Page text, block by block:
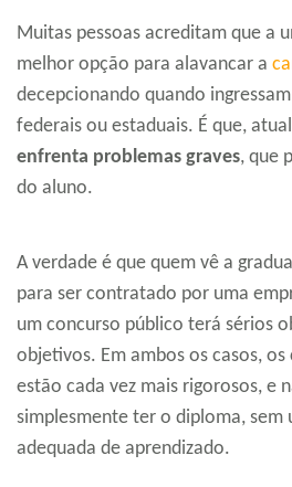
Muitas pessoas acreditam que a
melhor opção para alavancar a
decepcionando quando
federais ou estaduais. É que,
enfrenta problemas graves, que
do aluno.
A verdade é que quem vê a
para ser contratado por uma
um concurso público terá sérios
objetivos. Em ambos os casos,
estão cada vez mais rigorosos, e
simplesmente ter o diploma, sem
adequada de aprendizado.